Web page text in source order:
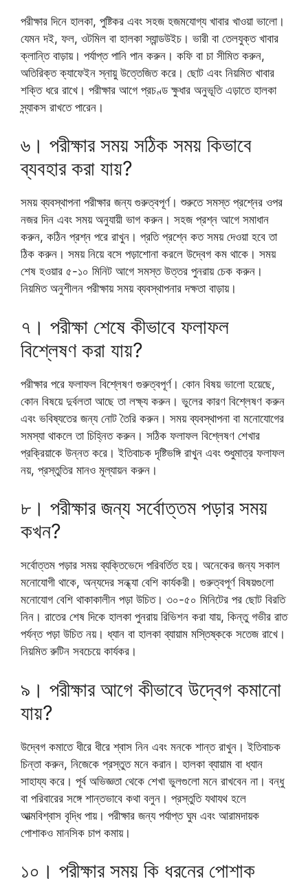
পরীক্ষার দিনে হালকা, পুষ্টিকর এবং সহজ হজমযোগ্য খাবার খাওয়া ভালো।
যেমন দই, ফল, ওটমিল বা হালকা স্যান্ডউইচ। ভারী বা তেলযুক্ত খাবার
ক্লান্তি বাড়ায়। পর্যাপ্ত পানি পান করুন। কফি বা চা সীমিত করুন,
অতিরিক্ত ক্যাফেইন স্নায়ু উত্তেজিত করে। ছোট এবং নিয়মিত খাবার
শক্তি ধরে রাখে। পরীক্ষার আগে প্রচণ্ড ক্ষুধার অনুভূতি এড়াতে হালকা
স্ন্যাকস রাখতে পারেন।
৬। পরীক্ষার সময় সঠিক সময় কিভাবে
ব্যবহার করা যায়?
সময় ব্যবস্থাপনা পরীক্ষার জন্য গুরুত্বপূর্ণ। শুরুতে সমস্ত প্রশ্নের ওপর
নজর দিন এবং সময় অনুযায়ী ভাগ করুন। সহজ প্রশ্ন আগে সমাধান
করুন, কঠিন প্রশ্ন পরে রাখুন। প্রতি প্রশ্নে কত সময় দেওয়া হবে তা
ঠিক করুন। সময় নিয়ে বসে পড়াশোনা করলে উদ্বেগ কম থাকে। সময়
শেষ হওয়ার ৫-১০ মিনিট আগে সমস্ত উত্তর পুনরায় চেক করুন।
নিয়মিত অনুশীলন পরীক্ষায় সময় ব্যবস্থাপনার দক্ষতা বাড়ায়।
৭। পরীক্ষা শেষে কীভাবে ফলাফল
বিশ্লেষণ করা যায়?
পরীক্ষার পরে ফলাফল বিশ্লেষণ গুরুত্বপূর্ণ। কোন বিষয় ভালো হয়েছে,
কোন বিষয়ে দুর্বলতা আছে তা লক্ষ্য করুন। ভুলের কারণ বিশ্লেষণ করুন
এবং ভবিষ্যতের জন্য নোট তৈরি করুন। সময় ব্যবস্থাপনা বা মনোযোগের
সমস্যা থাকলে তা চিহ্নিত করুন। সঠিক ফলাফল বিশ্লেষণ শেখার
প্রক্রিয়াকে উন্নত করে। ইতিবাচক দৃষ্টিভঙ্গি রাখুন এবং শুধুমাত্র ফলাফল
নয়, প্রস্তুতির মানও মূল্যায়ন করুন।
৮। পরীক্ষার জন্য সর্বোত্তম পড়ার সময়
কখন?
সর্বোত্তম পড়ার সময় ব্যক্তিভেদে পরিবর্তিত হয়। অনেকের জন্য সকাল
মনোযোগী থাকে, অন্যদের সন্ধ্যা বেশি কার্যকরী। গুরুত্বপূর্ণ বিষয়গুলো
মনোযোগ বেশি থাকাকালীন পড়া উচিত। ৩০-৫০ মিনিটের পর ছোট বিরতি
নিন। রাতের শেষ দিকে হালকা পুনরায় রিভিশন করা যায়, কিন্তু গভীর রাত
পর্যন্ত পড়া উচিত নয়। ধ্যান বা হালকা ব্যায়াম মস্তিষ্ককে সতেজ রাখে।
নিয়মিত রুটিন সবচেয়ে কার্যকর।
৯। পরীক্ষার আগে কীভাবে উদ্বেগ কমানো
যায়?
উদ্বেগ কমাতে ধীরে ধীরে শ্বাস নিন এবং মনকে শান্ত রাখুন। ইতিবাচক
চিন্তা করুন, নিজেকে প্রস্তুত মনে করান। হালকা ব্যায়াম বা ধ্যান
সাহায্য করে। পূর্ব অভিজ্ঞতা থেকে শেখা ভুলগুলো মনে রাখবেন না। বন্ধু
বা পরিবারের সঙ্গে শান্তভাবে কথা বলুন। প্রস্তুতি যথাযথ হলে
আত্মবিশ্বাস বৃদ্ধি পায়। পরীক্ষার জন্য পর্যাপ্ত ঘুম এবং আরামদায়ক
পোশাকও মানসিক চাপ কমায়।
১০। পরীক্ষার সময় কি ধরনের পোশাক